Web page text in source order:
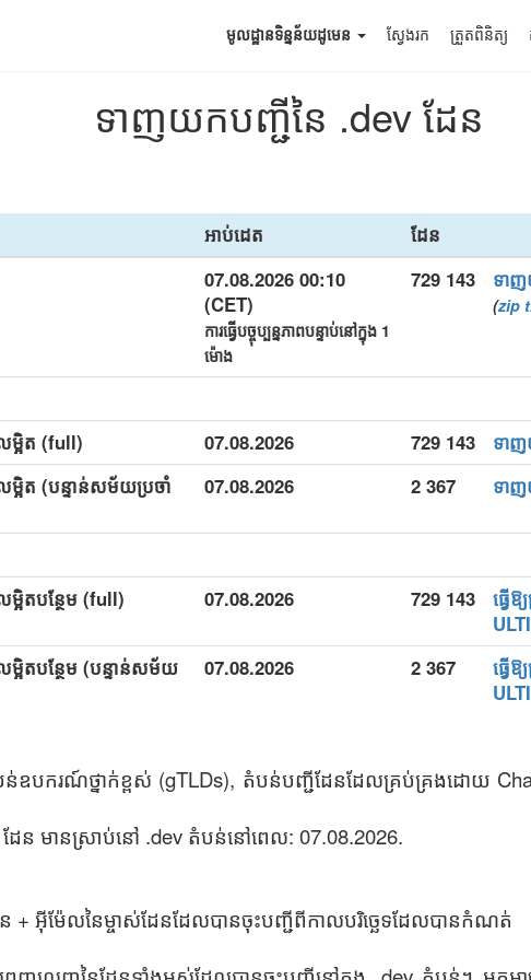
មូលដ្ឋានទិន្នន័យដូមេន ស្វែងរក ត្រួតពិនិត្យ
ទាញយកបញ្ជីនៃ .dev ដែន
អាប់ដេត
ដែន
07.08.2026 00:10
(CET)
ការធ្វើបច្ចុប្បន្នភាពបន្ទាប់នៅក្នុង 1
ម៉ោង
729 143 ទា
(zip
អិត (full) 07.08.2026 729 143 ទា
ត (បន្ទាន់សម័យប្រចាំ
07.08.2026 2 367 ទា
តបន្ថែម (full) 07.08.2026 729 143
ធ្វើ
តបន្ថែម (បន្ទាន់សម័យ
07.08.2026 2 367
ធ្វើ
ឧបករណ៍ថ្នាក់ខ្ពស់ (gTLDs), តំបន់បញ្ជីដែនដែលគ្រប់គ្រងដោយ
ែន មានស្រាប់នៅ .dev តំបន់នៅពេល: 07.08.2026.
+ អ៊ីម៉ែលនៃម្ចាស់ដែនដែលបានចុះបញ្ជីពីកាលបរិច្ឆេទដែលបានកំណត់